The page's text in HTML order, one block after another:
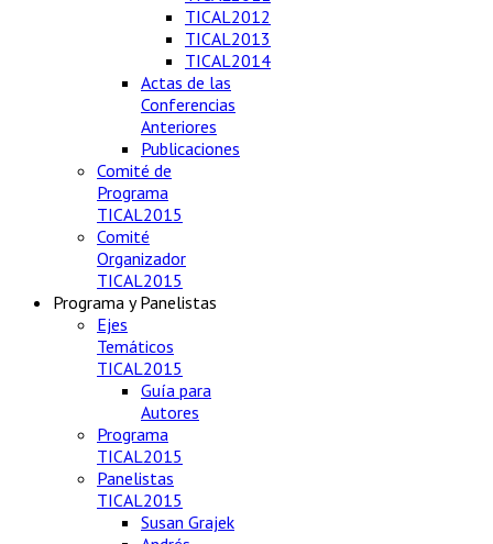
TICAL2012
TICAL2013
TICAL2014
Actas de las
Conferencias
Anteriores
Publicaciones
Comité de
Programa
TICAL2015
Comité
Organizador
TICAL2015
Programa y Panelistas
Ejes
Temáticos
TICAL2015
Guía para
Autores
Programa
TICAL2015
Panelistas
TICAL2015
Susan Grajek